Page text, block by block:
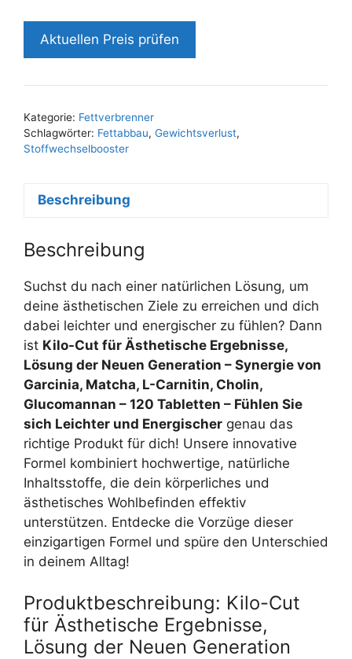
Aktuellen Preis prüfen
Kategorie: Fettverbrenner
Schlagwörter: Fettabbau, Gewichtsverlust,
Stoffwechselbooster
Beschreibung
Beschreibung
Suchst du nach einer natürlichen Lösung, um
deine ästhetischen Ziele zu erreichen und dich
dabei leichter und energischer zu fühlen? Dann
ist Kilo-Cut für Ästhetische Ergebnisse,
Lösung der Neuen Generation – Synergie von
Garcinia, Matcha, L-Carnitin, Cholin,
Glucomannan – 120 Tabletten – Fühlen Sie
sich Leichter und Energischer genau das
richtige Produkt für dich! Unsere innovative
Formel kombiniert hochwertige, natürliche
Inhaltsstoffe, die dein körperliches und
ästhetisches Wohlbefinden effektiv
unterstützen. Entdecke die Vorzüge dieser
einzigartigen Formel und spüre den Unterschied
in deinem Alltag!
Produktbeschreibung: Kilo-Cut
für Ästhetische Ergebnisse,
Lösung der Neuen Generation